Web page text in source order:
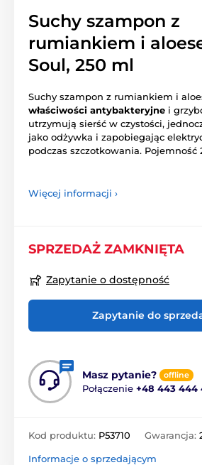
Suchy szampon z
rumiankiem i
Soul, 250 ml
Suchy szampon z rumiankiem i
właściwości antybakteryjne i
utrzymują sierść w czystości,
jako odżywka i zapobiegając
podczas szczotkowania. Pojemność
Więcej informacji ›
SPRZEDAŻ ZAMKNIĘTA
Zapytanie o dostępność
Zapytanie do
Masz pytanie? offline
Połączenie +48 443 444
Kod produktu: P53710 Gwarancja:
Informacje o sprzedającym